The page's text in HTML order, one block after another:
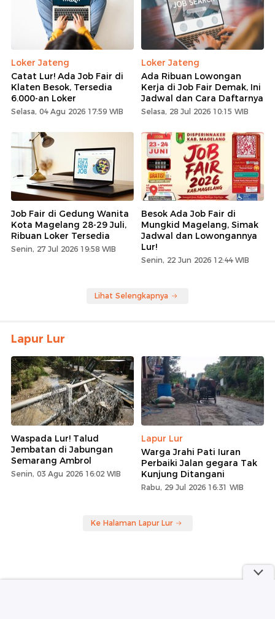
Loker Jateng
Catat Lur! Ada Job Fair di
Klaten Besok, Tersedia
6.000-an Loker
Selasa, 04 Agu 2026 17:59 WIB
Loker Jateng
Ada Ribuan Lowongan
Kerja di Job Fair Demak, Ini
Jadwal dan Cara Daftarnya
Selasa, 28 Jul 2026 10:15 WIB
Job Fair di Gedung Wanita
Kota Magelang 28-29 Juli,
Ribuan Loker Tersedia
Senin, 27 Jul 2026 19:58 WIB
Besok Ada Job Fair di
Mungkid Magelang, Simak
Jadwal dan Lowongannya
Lur!
Senin, 22 Jun 2026 12:44 WIB
Lihat Selengkapnya
Lapur Lur
Waspada Lur! Talud
Jembatan di Jabungan
Semarang Ambrol
Senin, 03 Agu 2026 16:02 WIB
Lapur Lur
Warga Jrahi Pati Iuran
Perbaiki Jalan gegara Tak
Kunjung Ditangani
Rabu, 29 Jul 2026 16:31 WIB
Ke Halaman Lapur Lur